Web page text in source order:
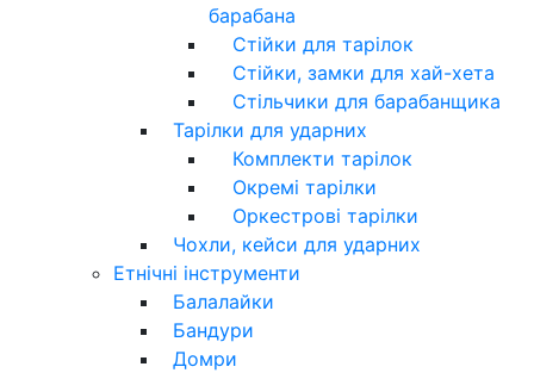
барабана
Стійки для тарілок
Стійки, замки для хай-хета
Стільчики для барабанщика
Тарілки для ударних
Комплекти тарілок
Окремі тарілки
Оркестрові тарілки
Чохли, кейси для ударних
Етнічні інструменти
Балалайки
Бандури
Домри